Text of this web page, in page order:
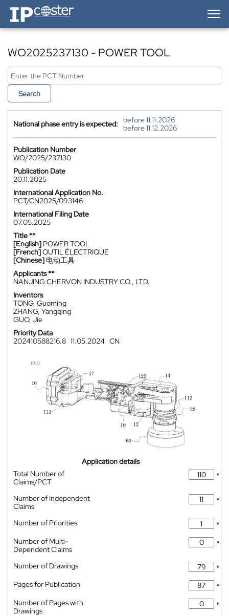
IP-Coster — Home
WO2025237130 - POWER TOOL
Search
National phase entry is expected:
before 11.11.2026
before 11.12.2026
Publication Number
WO/2025/237130
Publication Date
20.11.2025
International Application No.
PCT/CN2025/093146
International Filing Date
07.05.2025
Title **
[English] POWER TOOL
[French]OUTIL ÉLECTRIQUE
[Chinese] 电动工具
Applicants **
NANJING CHERVON INDUSTRY CO., LTD.
Inventors
TONG, Guoming
ZHANG, Yangqing
GUO, Jie
Priority Data
202410588216.8 11.05.2024 CN
Application details
Total Number of
Claims/PCT
*
Number of Independent
Claims
*
Number of Priorities
*
Number of Multi-
Dependent Claims
*
Number of Drawings
*
Pages for Publication
*
Number of Pages with
Drawings
*